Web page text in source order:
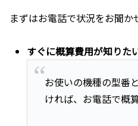
まずはお電話で状況をお聞か
すぐに概算費用が知りた
お使いの機種の型番
ければ、お電話で概